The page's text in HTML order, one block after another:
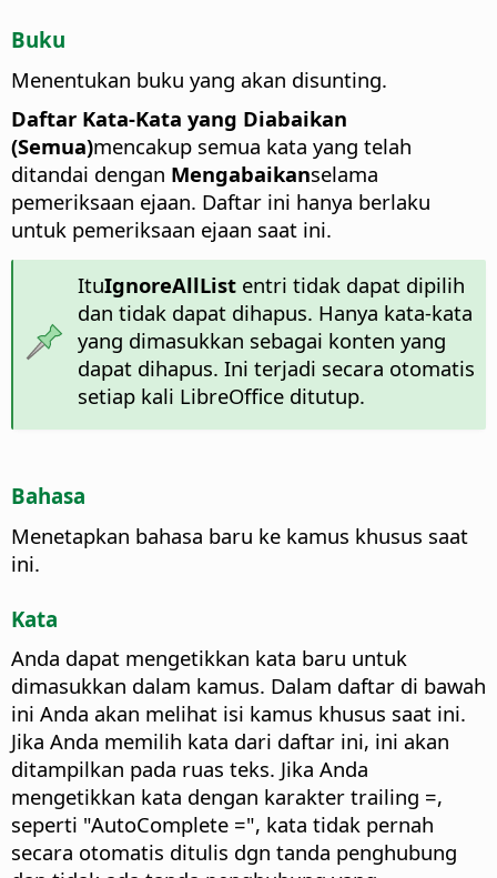
Buku
Menentukan buku yang akan disunting.
Daftar Kata-Kata yang Diabaikan
(Semua)mencakup semua kata yang telah
ditandai dengan Mengabaikanselama
pemeriksaan ejaan. Daftar ini hanya berlaku
untuk pemeriksaan ejaan saat ini.
ItuIgnoreAllListentri tidak dapat dipilih
dan tidak dapat dihapus. Hanya kata-kata
yang dimasukkan sebagai konten yang
dapat dihapus. Ini terjadi secara otomatis
setiap kali LibreOffice ditutup.
Bahasa
Menetapkan bahasa baru ke kamus khusus saat
ini.
Kata
Anda dapat mengetikkan kata baru untuk
dimasukkan dalam kamus. Dalam daftar di bawah
ini Anda akan melihat isi kamus khusus saat ini.
Jika Anda memilih kata dari daftar ini, ini akan
ditampilkan pada ruas teks. Jika Anda
mengetikkan kata dengan karakter trailing =,
seperti "AutoComplete =", kata tidak pernah
secara otomatis ditulis dgn tanda penghubung